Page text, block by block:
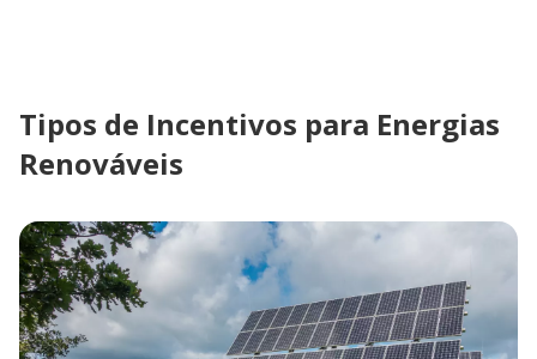
Tipos de Incentivos para Energias
Renováveis